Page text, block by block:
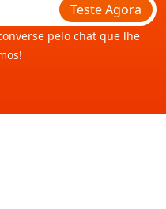
Teste Agora
pelo chat que lhe